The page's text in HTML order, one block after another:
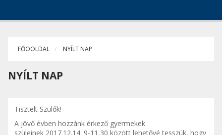
FŐOOLDAL NYÍLT NAP
NYÍLT NAP
Tisztelt Szülők!
A jövő évben hozzánk érkező gyermekek
szüleinek 2017.12.14. 9-11,30 között lehetővé tesszük, hogy